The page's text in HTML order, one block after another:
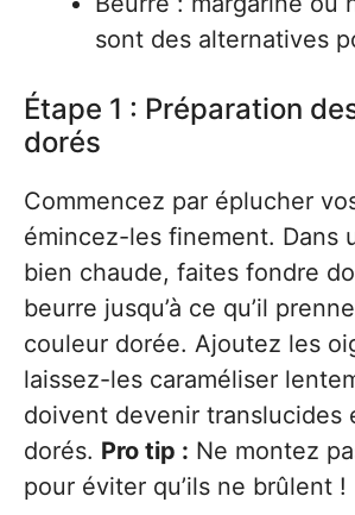
sont des alternatives
Étape 1 : Préparation
dorés
Commencez par éplucher
émincez-les finement. Dans
bien chaude, faites fondre
beurre jusqu’à ce qu’il
couleur dorée. Ajoutez les
laissez-les caraméliser
doivent devenir translucides
dorés. Pro tip : Ne montez
pour éviter qu’ils ne brûlent !